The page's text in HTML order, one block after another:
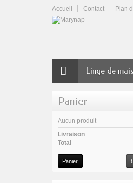
Accueil Contact Plan
Linge de
Panier
Aucun produit
Livraison
Total
Panier